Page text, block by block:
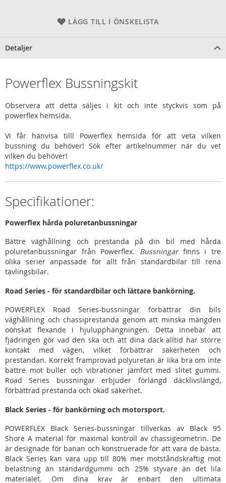
LÄGG TILL I ÖNSKELISTA
Detaljer
Powerflex Bussningskit
Observera att detta säljes i kit och inte styckvis som på
powerflex hemsida.
Vi får hänvisa tilll Powerflex hemsida för att veta vilken
bussning du behöver! Sök efter artikelnummer när du vet
vilken du behöver!
https://www.powerflex.co.uk/
Specifikationer:
Powerflex hårda poluretanbussningar
Bättre väghållning och prestanda på din bil med hårda
poluretanbussningar från Powerflex. Bussningar finns i tre
olika serier anpassade för allt från standardbilar till rena
tävlingsbilar.
Road Series - för standardbilar och lättare bankörning.
POWERFLEX Road Series-bussningar förbättrar din bils
väghållning och chassiprestanda genom att minska mängden
oönskat flexande i hjulupphängningen. Detta innebär att
fjädringen gör vad den ska och att dina däck alltid har större
kontakt med vägen, vilket förbättrar säkerheten och
prestandan. Korrekt framprovad polyuretan är lika bra om inte
bättre mot buller och vibrationer jämfört med slitet gummi.
Road Series bussningar erbjuder förlängd däcklivslängd,
förbättrad prestanda och ökad säkerhet.
Black Series - för bankörning och motorsport.
POWERFLEX Black Series-bussningar tillverkas av Black 95
Shore A material för maximal kontroll av chassigeometrin. De
är designade för banan och konstruerade för att vara de bästa.
Black Series kan vara upp till 80% mer motståndskraftig mot
belastning än standardgummi och 25% styvare än det lila
materialet. Om dina krav är enbart den ultimata